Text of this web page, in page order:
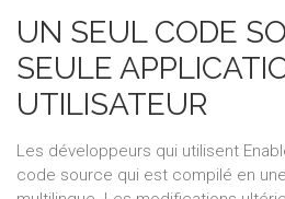
UN SEUL CODE
SEULE
UTILISATEUR
Les développeurs qui utilisent
code source qui est compilé en